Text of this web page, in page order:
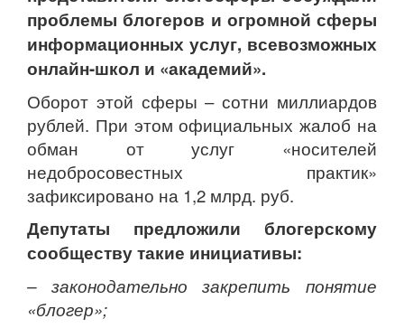
проблемы блогеров и огромной сферы
информационных услуг, всевозможных
онлайн-школ и «академий».
Оборот этой сферы – сотни миллиардов
рублей. При этом официальных жалоб на
обман от услуг «носителей
недобросовестных практик»
зафиксировано на 1,2 млрд. руб.
Депутаты предложили блогерскому
сообществу такие инициативы:
– законодательно закрепить понятие
«блогер»;